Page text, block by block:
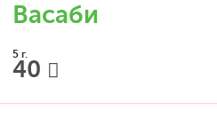
Васаби
5 г.
40